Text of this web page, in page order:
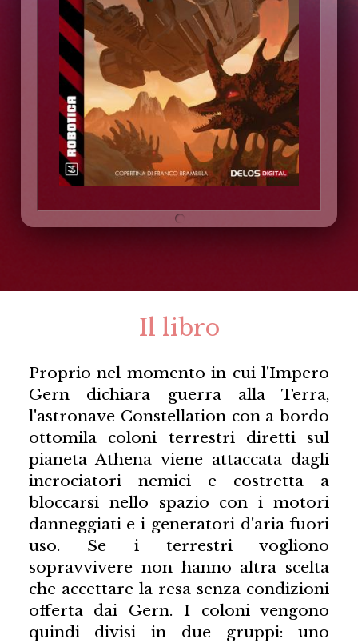
Il libro
Proprio nel momento in cui l'Impero
Gern dichiara guerra alla Terra,
l'astronave Constellation con a bordo
ottomila coloni terrestri diretti sul
pianeta Athena viene attaccata dagli
incrociatori nemici e costretta a
bloccarsi nello spazio con i motori
danneggiati e i generatori d'aria fuori
uso. Se i terrestri vogliono
sopravvivere non hanno altra scelta
che accettare la resa senza condizioni
offerta dai Gern. I coloni vengono
quindi divisi in due gruppi: uno